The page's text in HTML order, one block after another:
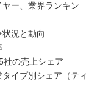
ー、業界ランキン
況と動向
社の売上シェア
イプ別シェア（ティ